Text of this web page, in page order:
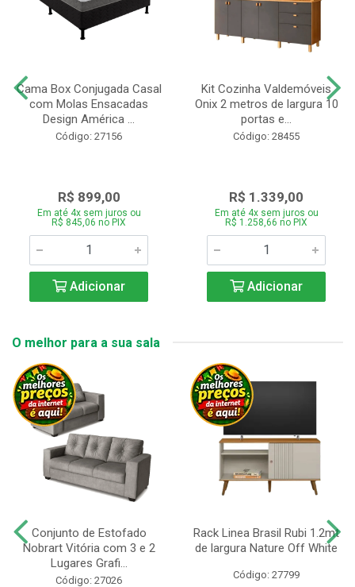
Cama Box Conjugada Casal
com Molas Ensacadas
Design América ...
Código: 27156
R$ 899,00
Em até 4x sem juros ou
R$ 845,06 no PIX
Adicionar
Kit Cozinha Valdemóveis
Onix 2 metros de largura 10
portas e...
Código: 28455
R$ 1.339,00
Em até 4x sem juros ou
R$ 1.258,66 no PIX
Adicionar
O melhor para a sua sala
Conjunto de Estofado
Nobrart Vitória com 3 e 2
Lugares Grafi...
Código: 27026
Rack Linea Brasil Rubi 1.2mt
de largura Nature Off White
Código: 27799